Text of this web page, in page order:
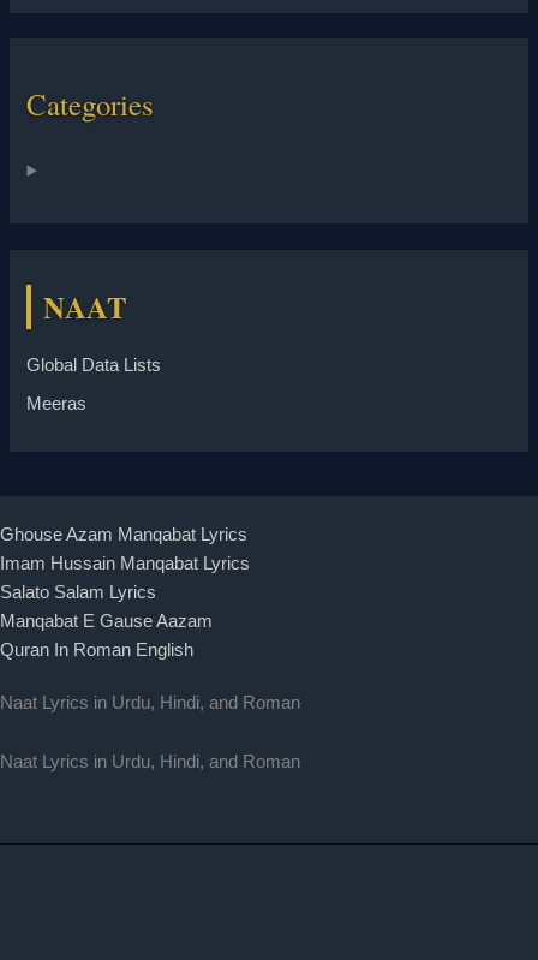
Categories
NAAT
Global Data Lists
Meeras
Ghouse Azam Manqabat Lyrics
Imam Hussain Manqabat Lyrics
Salato Salam Lyrics
Manqabat E Gause Aazam
Quran In Roman English
Naat Lyrics in Urdu, Hindi, and Roman
Naat Lyrics in Urdu, Hindi, and Roman